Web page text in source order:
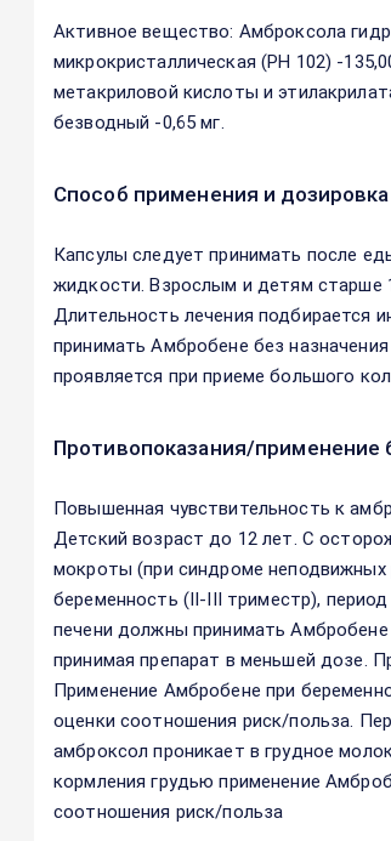
Активное вещество: Амброксола
микрокристаллическая (РН 102) -
метакриловой кислоты и
безводный -0,65 мг.
Способ применения и дозировка
Капсулы следует принимать после
жидкости. Взрослым и детям старше
Длительность лечения подбирается
принимать Амбробене без
проявляется при приеме большого
Противопоказания/
Повышенная чувствительность к
Детский возраст до 12 лет. С
мокроты (при синдроме неподвижных
беременность (II-III триместр),
печени должны принимать
принимая препарат в меньшей дозе.
Применение Амбробене при
оценки соотношения риск/польза.
амброксол проникает в грудное
кормления грудью применение
соотношения риск/польза